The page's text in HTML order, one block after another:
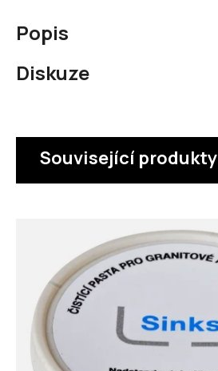
Popis
Diskuze
Související produkty